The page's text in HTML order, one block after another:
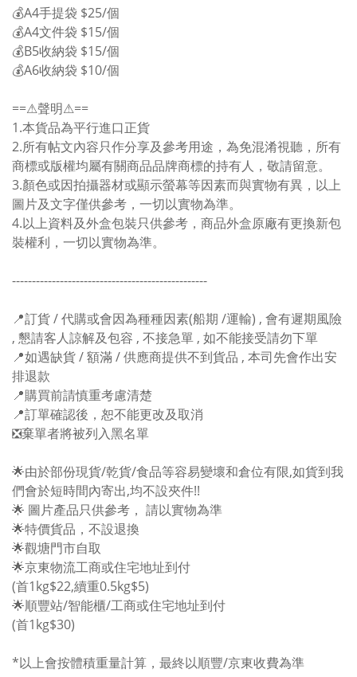
💰A4手提袋 $25/個
💰A4文件袋 $15/個
💰B5收納袋 $15/個
💰A6收納袋 $10/個
==⚠聲明⚠==
1.本貨品為平行進口正貨
2.所有帖文內容只作分享及參考用途，為免混淆視聽，所有
商標或版權均屬有關商品品牌商標的持有人，敬請留意。
3.顏色或因拍攝器材或顯示螢幕等因素而與實物有異，以上
圖片及文字僅供參考，一切以實物為準。
4.以上資料及外盒包裝只供參考，商品外盒原廠有更換新包
裝權利，一切以實物為準。
-------------------------------------------------
📍訂貨 / 代購或會因為種種因素(船期 /運輸) , 會有遲期風險
, 懇請客人諒解及包容 , 不接急單 , 如不能接受請勿下單
📍如遇缺貨 / 額滿 / 供應商提供不到貨品 , 本司先會作出安
排退款
📍購買前請慎重考慮清楚
📍訂單確認後，恕不能更改及取消
❎棄單者將被列入黑名單
🌟由於部份現貨/乾貨/食品等容易變壞和倉位有限,如貨到我
們會於短時間內寄出,均不設夾件!!
🌟 圖片產品只供參考， 請以實物為準
🌟特價貨品，不設退換
🌟觀塘門市自取
🌟京東物流工商或住宅地址到付
(首1kg$22,續重0.5kg$5)
🌟順豐站/智能櫃/工商或住宅地址到付
(首1kg$30)
*以上會按體積重量計算，最終以順豐/京東收費為準